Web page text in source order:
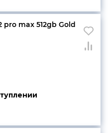
pro max 512gb Gold